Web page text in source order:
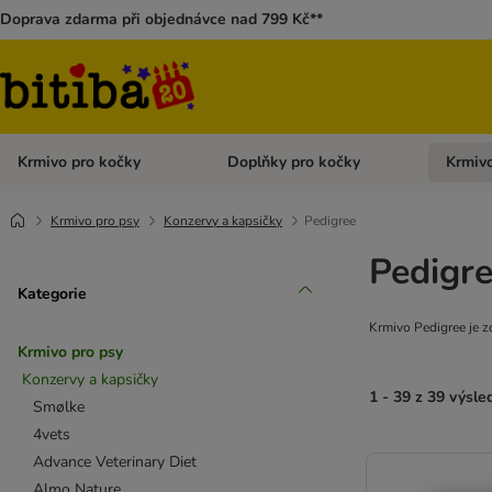
Doprava zdarma při objednávce nad 799 Kč**
Krmivo pro kočky Otevřít menu: Krmivo pro kočky
Doplňky pro kočky Otevřít
Krmivo pro psy Konzervy a kapsičky Pedigree
Kategorie
Krmivo pro psy
Konzervy a kapsičky
Smølke
4vets
Advance Veterinary Diet
Krmivo Pedigree je
1 - 39 z 39